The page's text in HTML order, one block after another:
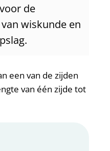
de
wiskunde en
een van de zijden
van één zijde tot